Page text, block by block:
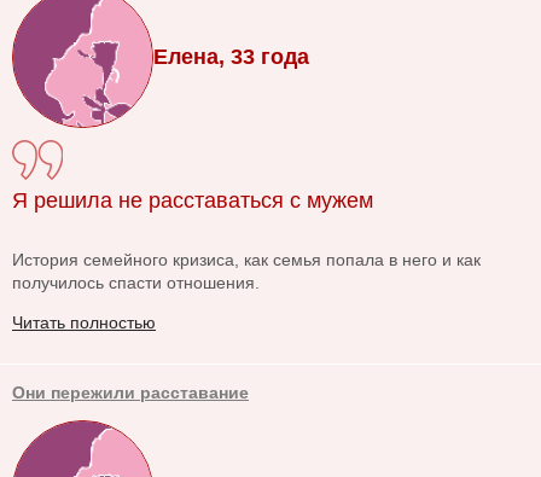
Елена, 33 года
Я решила не расставаться с мужем
История семейного кризиса, как семья попала в него и как
получилось спасти отношения.
Читать полностью
Они пережили расставание